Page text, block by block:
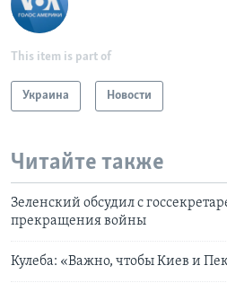
This item is part of
Украина Новости
Читайте также
Зеленский обсудил с
прекращения войны
Кулеба: «Важно, чтобы Киев и